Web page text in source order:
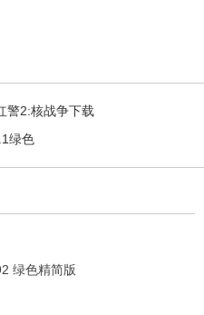
警2:核战争下载
绿色
绿色精简版